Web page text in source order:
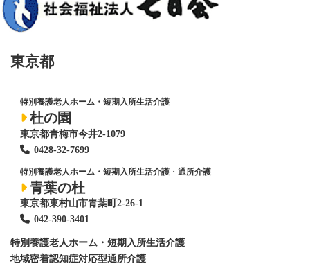
東京都
特別養護老人ホーム・短期入所生活介護
杜の園
東京都青梅市今井2-1079
0428-32-7699
特別養護老人ホーム・短期入所生活介護 ・ 通所介護
青葉の杜
東京都東村山市青葉町2-26-1
042-390-3401
特別養護老人ホーム ・短期入所生活介護
地域密着認知症対応型通所介護